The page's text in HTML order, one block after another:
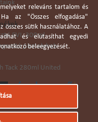
EVI. 300ml
pisztolyhab
Tack 280ml United
releváns tartalom és
az "Összes elfogadása"
összes sütik használatához. A
és elutasíthat egyedi
beleegyezését.